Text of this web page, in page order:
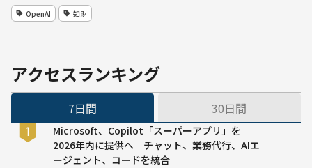
ータ精査
OpenAI 知財
アクセスランキング
7日間 30日間
Microsoft、Copilot「スーパーアプリ」を
2026年内に提供へ チャット、業務代行、AIエ
ージェント、コードを統合